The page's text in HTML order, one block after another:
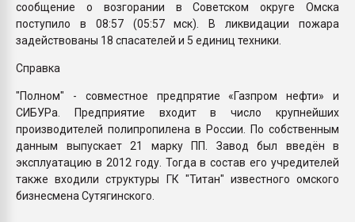
сообщение о возгорании в Советском округе Омска
поступило в 08:57 (05:57 мск). В ликвидации пожара
задействованы 18 спасателей и 5 единиц техники.
Справка
"Полном" - совместное предпрятие «Газпром нефти» и
СИБУРа. Предприятие входит в число крупнейших
производителей полипропилена в России. По собственным
данным выпускает 21 марку ПП. Завод был введён в
эксплуатацию в 2012 году. Тогда в состав его учредителей
также входили структуры ГК "Титан" известного омского
бизнесмена Сутягинского.